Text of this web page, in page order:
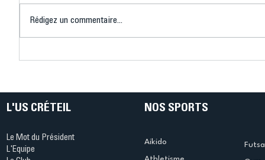
Ping ? Quand le tennis de
termine
Rédigez un commentaire...
L'US CRÉTEIL
Le Mot du Président
L'Equipe
NOS SPORTS
Aikido